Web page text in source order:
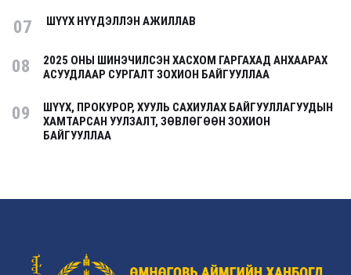
07 ШҮҮХ НҮҮДЭЛЛЭН АЖИЛЛАВ
08
2025 ОНЫ ШИНЭЧИЛСЭН ХАСХОМ ГАРГАХАД АНХААРАХ
АСУУДЛААР СУРГАЛТ ЗОХИОН БАЙГУУЛЛАА
09
ШҮҮХ, ПРОКУРОР, ХУУЛЬ САХИУЛАХ БАЙГУУЛЛАГУУДЫН
ХАМТАРСАН УУЛЗАЛТ, ЗӨВЛӨГӨӨН ЗОХИОН
БАЙГУУЛЛАА